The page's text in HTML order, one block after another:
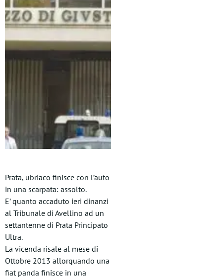
Prata, ubriaco finisce con l’auto
in una scarpata: assolto.
E’ quanto accaduto ieri dinanzi
al Tribunale di Avellino ad un
settantenne di Prata Principato
Ultra.
La vicenda risale al mese di
Ottobre 2013 allorquando una
fiat panda finisce in una